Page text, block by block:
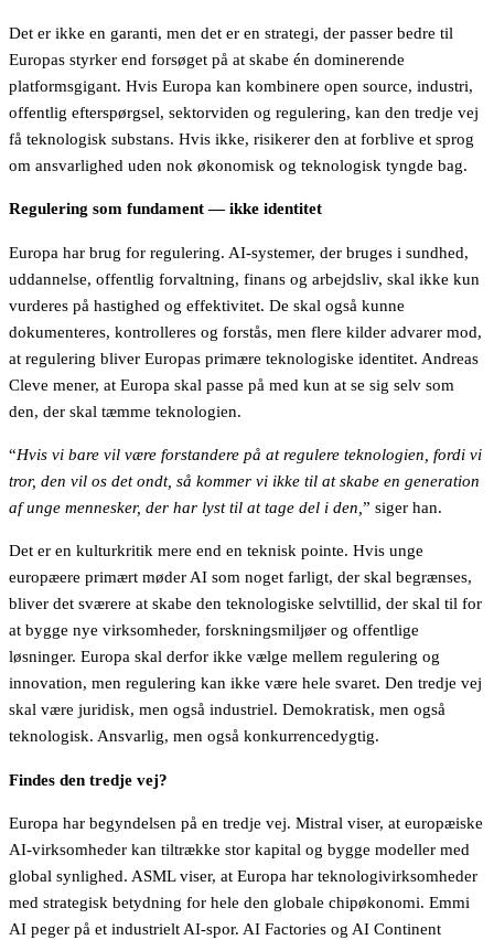
Det er ikke en garanti, men det er en strategi, der passer bedre til
Europas styrker end forsøget på at skabe én dominerende
platformsgigant. Hvis Europa kan kombinere open source, industri,
offentlig efterspørgsel, sektorviden og regulering, kan den tredje vej
få teknologisk substans. Hvis ikke, risikerer den at forblive et sprog
om ansvarlighed uden nok økonomisk og teknologisk tyngde bag.
Regulering som fundament — ikke identitet
Europa har brug for regulering. AI-systemer, der bruges i sundhed,
uddannelse, offentlig forvaltning, finans og arbejdsliv, skal ikke kun
vurderes på hastighed og effektivitet. De skal også kunne
dokumenteres, kontrolleres og forstås, men flere kilder advarer mod,
at regulering bliver Europas primære teknologiske identitet. Andreas
Cleve mener, at Europa skal passe på med kun at se sig selv som
den, der skal tæmme teknologien.
“Hvis vi bare vil være forstandere på at regulere teknologien, fordi vi
tror, den vil os det ondt, så kommer vi ikke til at skabe en generation
af unge mennesker, der har lyst til at tage del i den, ” siger han.
Det er en kulturkritik mere end en teknisk pointe. Hvis unge
europæere primært møder AI som noget farligt, der skal begrænses,
bliver det sværere at skabe den teknologiske selvtillid, der skal til for
at bygge nye virksomheder, forskningsmiljøer og offentlige
løsninger. Europa skal derfor ikke vælge mellem regulering og
innovation, men regulering kan ikke være hele svaret. Den tredje vej
skal være juridisk, men også industriel. Demokratisk, men også
teknologisk. Ansvarlig, men også konkurrencedygtig.
Findes den tredje vej?
Europa har begyndelsen på en tredje vej. Mistral viser, at europæiske
AI-virksomheder kan tiltrække stor kapital og bygge modeller med
global synlighed. ASML viser, at Europa har teknologivirksomheder
med strategisk betydning for hele den globale chipøkonomi. Emmi
AI peger på et industrielt AI-spor. AI Factories og AI Continent